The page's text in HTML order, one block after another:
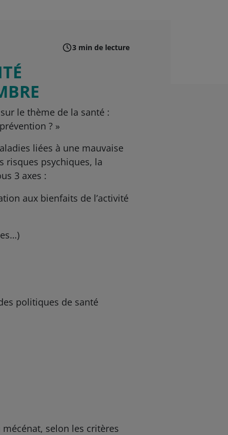
3 min de lecture
le thème de la santé :
? »
liées à une mauvaise
risques psychiques, la
3 axes :
aux bienfaits de l’activité
politiques de santé
selon les critères